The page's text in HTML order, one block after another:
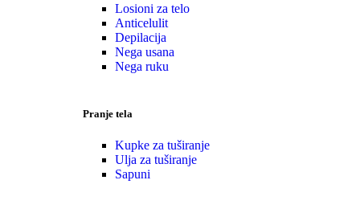
Losioni za telo
Anticelulit
Depilacija
Nega usana
Nega ruku
Pranje tela
Kupke za tuširanje
Ulja za tuširanje
Sapuni